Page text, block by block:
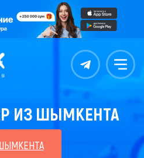
Контакты Меню
ИЗ ШЫМКЕНТА